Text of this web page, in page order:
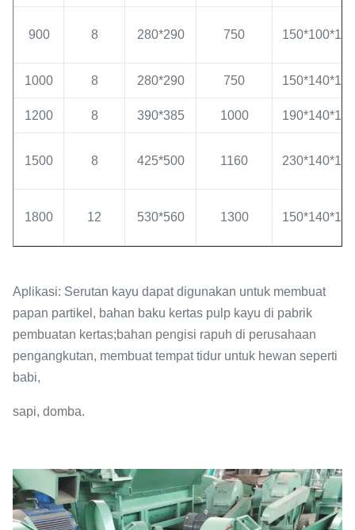
900 8 280*290 750 150*100*10
1000 8 280*290 750 150*140*10
1200 8 390*385 1000 190*140*12
1500 8 425*500 1160 230*140*14
1800 12 530*560 1300 150*140*14
Aplikasi: Serutan kayu dapat digunakan untuk membuat
papan partikel, bahan baku kertas pulp kayu di pabrik
pembuatan kertas;bahan pengisi rapuh di perusahaan
pengangkutan, membuat tempat tidur untuk hewan seperti
babi,
sapi, domba.